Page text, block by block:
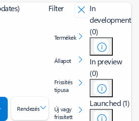
Rendezés
Filter
Termékek
Állapot
Frissítés
típusa
Új vagy
frissített
In
development
(0)
In preview
(0)
Launched (1)